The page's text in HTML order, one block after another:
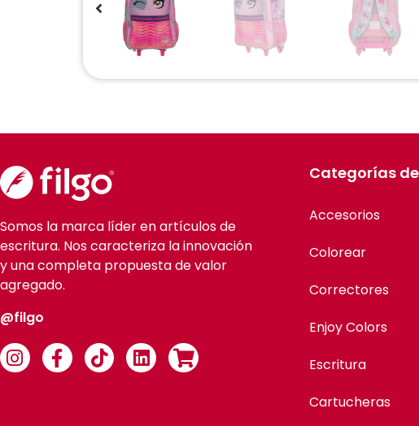
Somos la marca líder en artículos de
escritura. Nos caracteriza la innovación
y una completa propuesta de valor
agregado.
@filgo
Categorías
Accesorios
Colorear
Correctores
Enjoy Colors
Escritura
Cartucheras